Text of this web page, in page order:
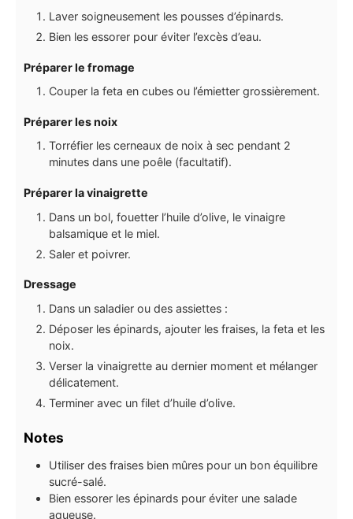
Laver soigneusement les pousses d’épinards.
Bien les essorer pour éviter l’excès d’eau.
Préparer le fromage
Couper la feta en cubes ou l’émietter grossièrement.
Préparer les noix
Torréfier les cerneaux de noix à sec pendant 2
minutes dans une poêle (facultatif).
Préparer la vinaigrette
Dans un bol, fouetter l’huile d’olive, le vinaigre
balsamique et le miel.
Saler et poivrer.
Dressage
Dans un saladier ou des assiettes :
Déposer les épinards, ajouter les fraises, la feta et les
noix.
Verser la vinaigrette au dernier moment et mélanger
délicatement.
Terminer avec un filet d’huile d’olive.
Notes
Utiliser des fraises bien mûres pour un bon équilibre
sucré-salé.
Bien essorer les épinards pour éviter une salade
aqueuse.